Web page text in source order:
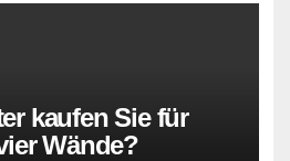
kaufen Sie für
Wände?